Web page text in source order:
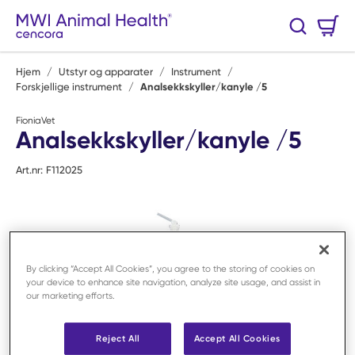
Hopp til hovedinnhold
Søk
Hjem / Utstyr og apparater / Instrument /
Forskjellige instrument / Analsekkskyller/kanyle /5
FioniaVet
Analsekkskyller/kanyle /5
Art.nr: F112025
By clicking “Accept All Cookies”, you agree to the storing of cookies on
your device to enhance site navigation, analyze site usage, and assist in
our marketing efforts.
Reject All Accept All Cookies